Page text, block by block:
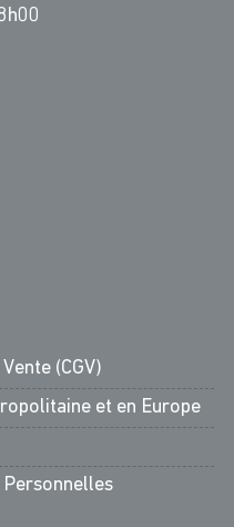
(CGV)
et en Europe